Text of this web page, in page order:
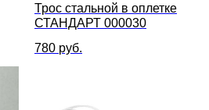
Трос стальной в оплетке
СТАНДАРТ 000030
780 руб.